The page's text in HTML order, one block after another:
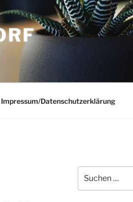
Impressum/Datenschutzerklärung
nach: